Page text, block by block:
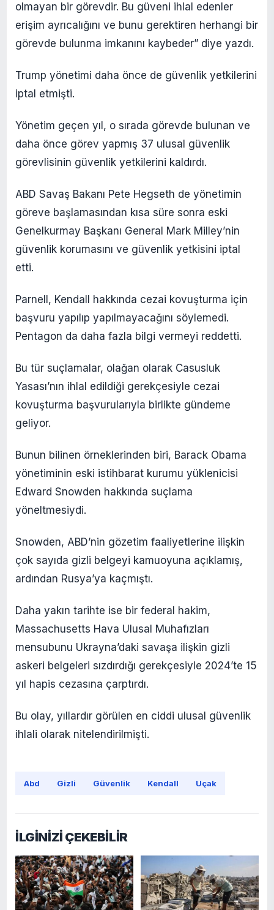
olmayan bir görevdir. Bu güveni ihlal edenler
erişim ayrıcalığını ve bunu gerektiren herhangi bir
görevde bulunma imkanını kaybeder” diye yazdı.
Trump yönetimi daha önce de güvenlik yetkilerini
iptal etmişti.
Yönetim geçen yıl, o sırada görevde bulunan ve
daha önce görev yapmış 37 ulusal güvenlik
görevlisinin güvenlik yetkilerini kaldırdı.
ABD Savaş Bakanı Pete Hegseth de yönetimin
göreve başlamasından kısa süre sonra eski
Genelkurmay Başkanı General Mark Milley’nin
güvenlik korumasını ve güvenlik yetkisini iptal
etti.
Parnell, Kendall hakkında cezai kovuşturma için
başvuru yapılıp yapılmayacağını söylemedi.
Pentagon da daha fazla bilgi vermeyi reddetti.
Bu tür suçlamalar, olağan olarak Casusluk
Yasası’nın ihlal edildiği gerekçesiyle cezai
kovuşturma başvurularıyla birlikte gündeme
geliyor.
Bunun bilinen örneklerinden biri, Barack Obama
yönetiminin eski istihbarat kurumu yüklenicisi
Edward Snowden hakkında suçlama
yöneltmesiydi.
Snowden, ABD’nin gözetim faaliyetlerine ilişkin
çok sayıda gizli belgeyi kamuoyuna açıklamış,
ardından Rusya’ya kaçmıştı.
Daha yakın tarihte ise bir federal hakim,
Massachusetts Hava Ulusal Muhafızları
mensubunu Ukrayna’daki savaşa ilişkin gizli
askeri belgeleri sızdırdığı gerekçesiyle 2024’te 15
yıl hapis cezasına çarptırdı.
Bu olay, yıllardır görülen en ciddi ulusal güvenlik
ihlali olarak nitelendirilmişti.
Abd Gizli Güvenlik Kendall Uçak
İLGİNİZİ ÇEKEBİLİR